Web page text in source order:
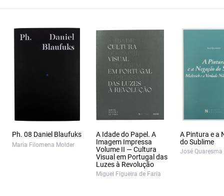
Ph. 08 Daniel Blaufuks
Maria Filomena Molder
A Idade do Papel. A
Imagem Impressa
Volume II — Cultura
Visual em Portugal das
Luzes à Revolução
Miguel Figueira de Faria
A Pintura e a
do Sublime
José Quaresma